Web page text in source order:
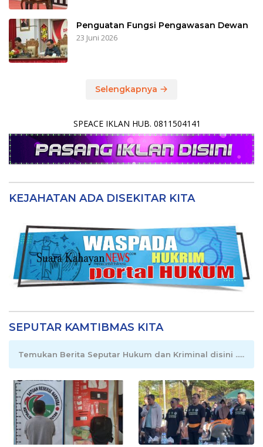
Penguatan Fungsi Pengawasan Dewan
23 Juni 2026
Selengkapnya
SPEACE IKLAN HUB. 0811504141
KEJAHATAN ADA DISEKITAR KITA
SEPUTAR KAMTIBMAS KITA
Temukan Berita Seputar Hukum dan Kriminal disini .....